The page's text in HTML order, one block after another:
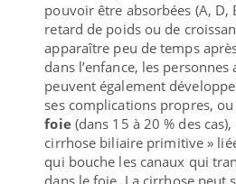
pouvoir être absorbées (A, D,
retard de poids ou de
apparaître peu de temps
dans l’enfance, les
peuvent également
ses complications propres,
foie(dans 15 à 20 % des cas),
cirrhose biliaire primitive »
qui bouche les canaux qui
dans le foie. La cirrhose peut